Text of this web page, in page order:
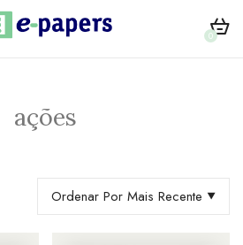
0
ações
Ordenar Por Mais Recente